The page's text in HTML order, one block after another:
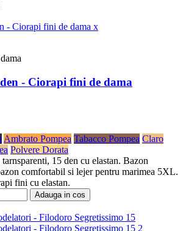
- Ciorapi fini de dama
Ambrato Pompea Tabacco Pompea Claro
Polvere Dorata
15 den cu elastan. Bazon
comfortabil si lejer pentru marimea 5XL.
fini cu elastan.
Adauga in cos